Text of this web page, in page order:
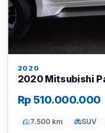
2020
2020 Mitsubishi
Rp 510.000.000
7.500 km SUV